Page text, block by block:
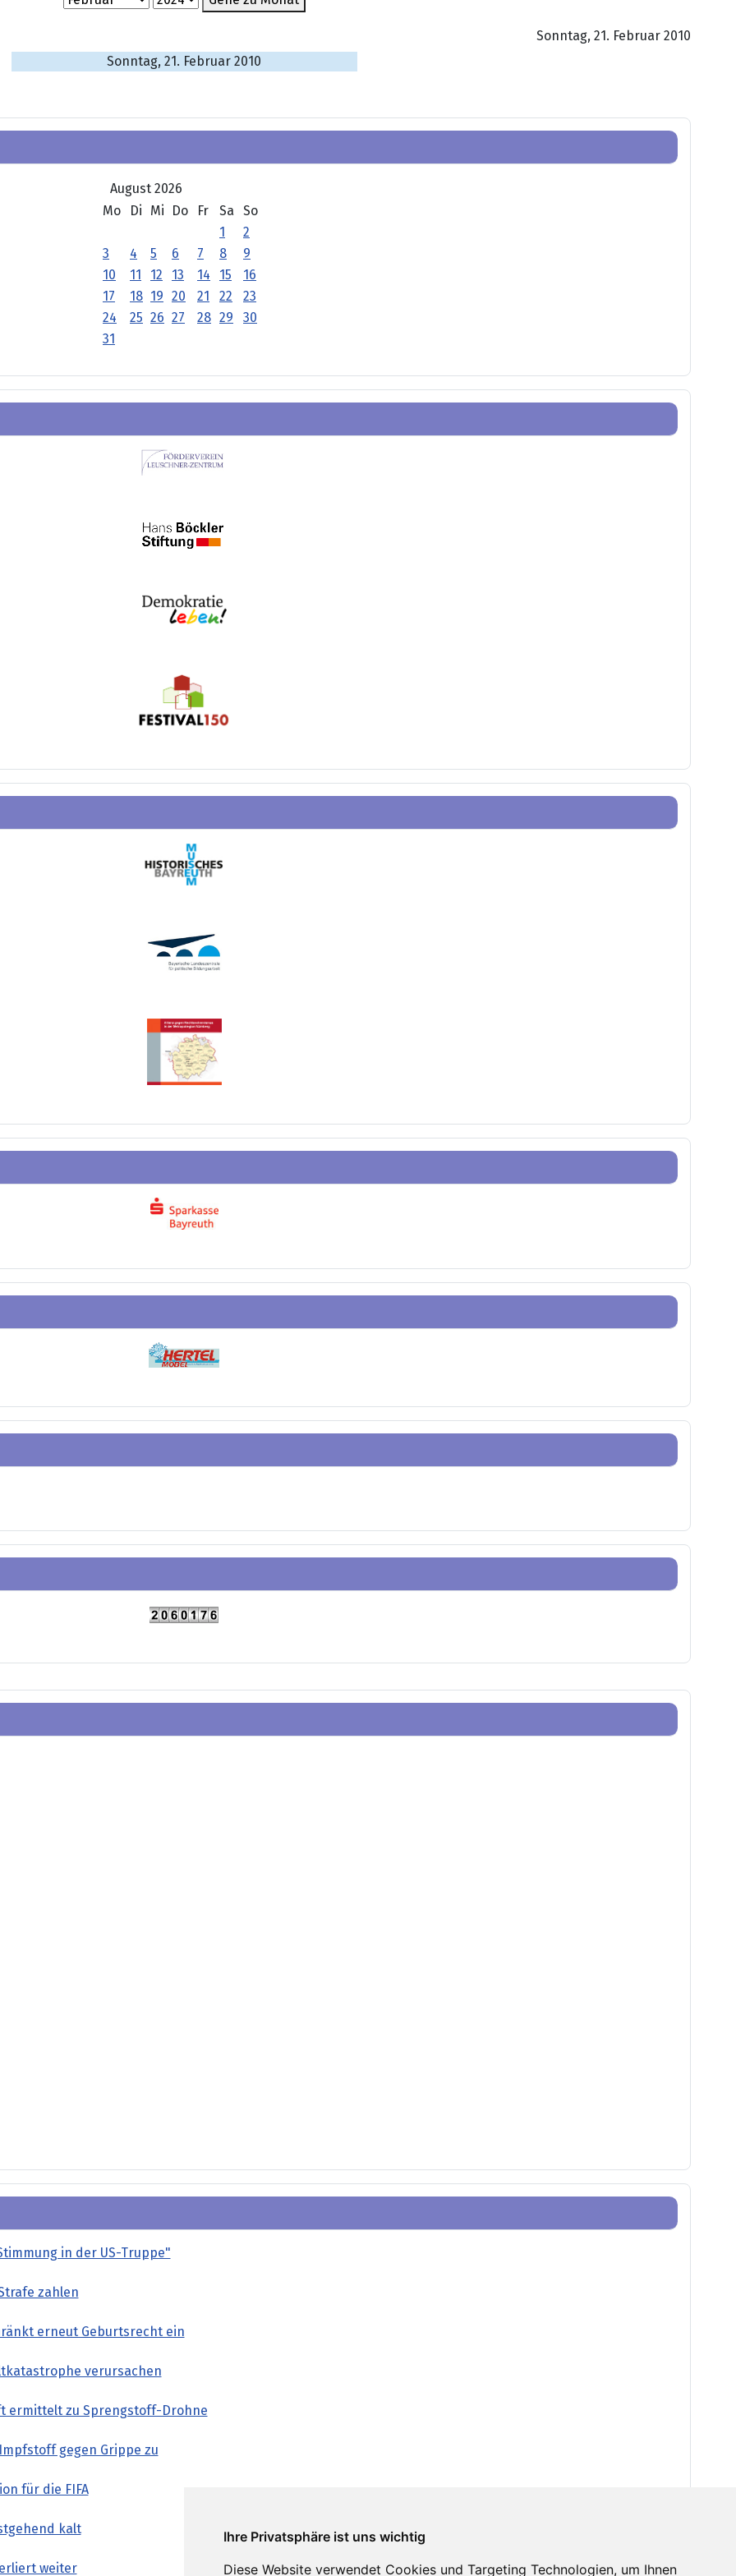
Ihre Privatsphäre ist uns wichtig
Diese Website verwendet Cookies und Targeting Technologien, um Ihnen
in der US-Truppe"
zahlen
erneut Geburtsrecht ein
verursachen
ermittelt zu Sprengstoff-Drohne
gegen Grippe zu
für die FIFA
kalt
weiter
Sonntag, 21. Februar 2010
Sonntag, 21. Februar 2010
August 2026
Mo
Di Mi Do Fr Sa
So
1
2
3
4 5 6 7 8
9
10
11 12 13 14 15
16
17
18 19 20 21 22
23
24
25 26 27 28 29
30
31